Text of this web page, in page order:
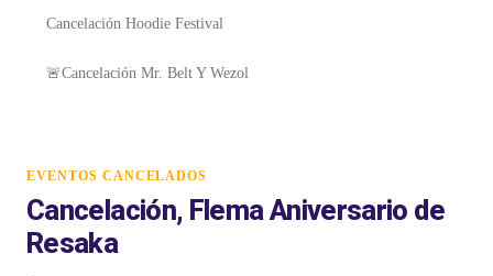
Cancelación Hoodie Festival
🚨Cancelación Mr. Belt Y Wezol
EVENTOS CANCELADOS
Cancelación, Flema Aniversario de
Resaka